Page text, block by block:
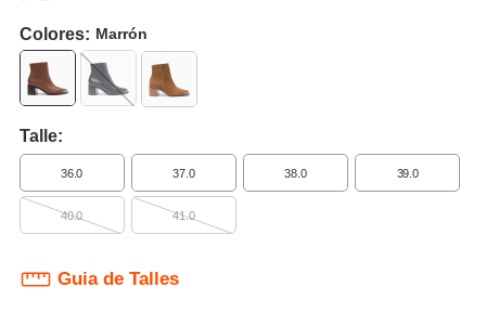
Colores: Marrón
Talle:
36.0 37.0 38.0 39.0
40.0 41.0
Guia de Talles